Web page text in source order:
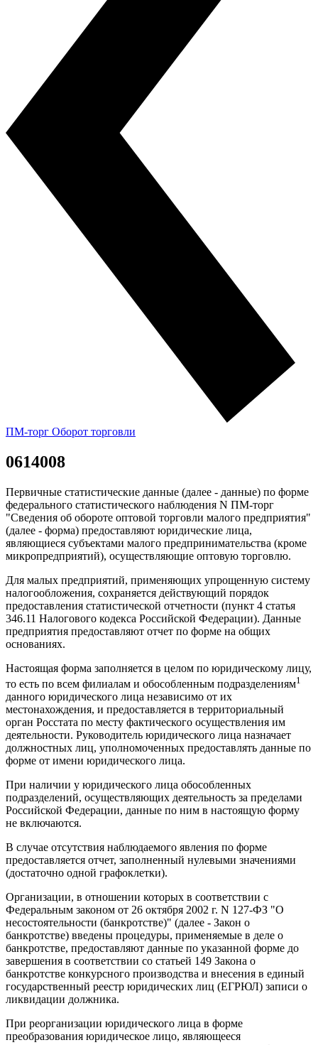
ПМ-торг Оборот торговли
0614008
Первичные статистические данные (далее - данные) по форме
федерального статистического наблюдения N ПМ-торг
"Сведения об обороте оптовой торговли малого предприятия"
(далее - форма) предоставляют юридические лица,
являющиеся субъектами малого предпринимательства (кроме
микропредприятий), осуществляющие оптовую торговлю.
Для малых предприятий, применяющих упрощенную систему
налогообложения, сохраняется действующий порядок
предоставления статистической отчетности (пункт 4 статья
346.11 Налогового кодекса Российской Федерации). Данные
предприятия предоставляют отчет по форме на общих
основаниях.
Настоящая форма заполняется в целом по юридическому лицу,
то есть по всем филиалам и обособленным подразделениям1
данного юридического лица независимо от их
местонахождения, и предоставляется в территориальный
орган Росстата по месту фактического осуществления им
деятельности. Руководитель юридического лица назначает
должностных лиц, уполномоченных предоставлять данные по
форме от имени юридического лица.
При наличии у юридического лица обособленных
подразделений, осуществляющих деятельность за пределами
Российской Федерации, данные по ним в настоящую форму
не включаются.
В случае отсутствия наблюдаемого явления по форме
предоставляется отчет, заполненный нулевыми значениями
(достаточно одной графоклетки).
Организации, в отношении которых в соответствии с
Федеральным законом от 26 октября 2002 г. N 127-ФЗ "О
несостоятельности (банкротстве)" (далее - Закон о
банкротстве) введены процедуры, применяемые в деле о
банкротстве, предоставляют данные по указанной форме до
завершения в соответствии со статьей 149 Закона о
банкротстве конкурсного производства и внесения в единый
государственный реестр юридических лиц (ЕГРЮЛ) записи о
ликвидации должника.
При реорганизации юридического лица в форме
преобразования юридическое лицо, являющееся